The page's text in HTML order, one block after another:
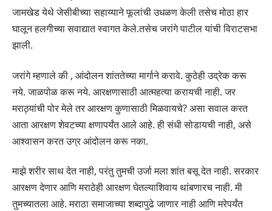
जामखेड येथे जेसीबीच्या सहाय्याने फूलांची उधळण केली तसेच मोठा हार
घालून हलगीच्या सवाद्यात स्वागत केले.तसेच जरांगे पाटील यांची विराटसभा
झाली.
जरांगे म्हणाले की , आंदोलन शांततेच्या मार्गाने करावे. कुठेही उद्रेक करू
नये. जाळपोळ करू नये. आरक्षणासाठी आत्महत्या करायची नाही. जर
मराठ्यांची पोर मेले तर आरक्षण कुणासाठी मिळवायचे? असा सवाल करत
आता आरक्षण शेवटच्या क्षणापर्यंत आले आहे. ही संधी सोडायची नाही, असे
आश्वासन करत उग्र आंदोलन करू नका.
माझे शरीर साथ देत नाही, परंतु तुमची उर्जा मला शांत बसू देत नाही. सरकार
आरक्षण देणार आणि मराठेही आरक्षण घेतल्याशिवाय थांबणारच नाही. मी
तुमच्यातला आहे. मराठा समाजाच्या शब्दापुढे जाणार नाही आणि मरेपर्यंत